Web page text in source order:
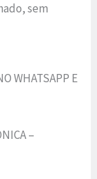
sem
WHATSAPP E
–